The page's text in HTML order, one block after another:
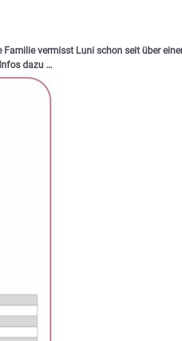
vermisst Luni schon seit über
dazu …